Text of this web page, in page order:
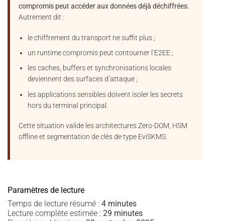
compromis peut accéder aux données déjà déchiffrées.
Autrement dit :
le chiffrement du transport ne suffit plus ;
un runtime compromis peut contourner l’E2EE ;
les caches, buffers et synchronisations locales
deviennent des surfaces d’attaque ;
les applications sensibles doivent isoler les secrets
hors du terminal principal.
Cette situation valide les architectures Zero-DOM, HSM
offline et segmentation de clés de type EviSKMS.
Paramètres de lecture
Temps de lecture résumé : 4 minutes
Lecture complète estimée : 29 minutes